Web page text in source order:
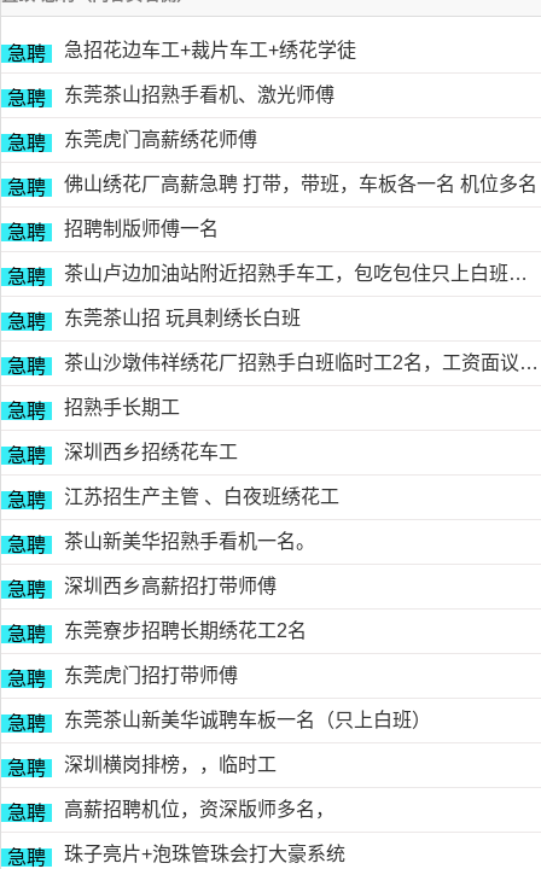
急聘 急招花边车工+裁片车工+绣花学徒
急聘 东莞茶山招熟手看机、激光师傅
急聘 东莞虎门高薪绣花师傅
急聘 佛山绣花厂高薪急聘 打带，带班，车板各一名 机位多名
急聘 招聘制版师傅一名
急聘 茶山卢边加油站附近招熟手车工，包吃包住只上白班，工资面议有的请电德胜13546915117
急聘 东莞茶山招 玩具刺绣长白班
急聘 茶山沙墩伟祥绣花厂招熟手白班临时工2名，工资面议，包吃住有的请电18676754153黎生
急聘 招熟手长期工
急聘 深圳西乡招绣花车工
急聘 江苏招生产主管 、白夜班绣花工
急聘 茶山新美华招熟手看机一名。
急聘 深圳西乡高薪招打带师傅
急聘 东莞寮步招聘长期绣花工2名
急聘 东莞虎门招打带师傅
急聘 东莞茶山新美华诚聘车板一名（只上白班）
急聘 深圳横岗排榜，，临时工
急聘 高薪招聘机位，资深版师多名，
急聘 珠子亮片+泡珠管珠会打大豪系统